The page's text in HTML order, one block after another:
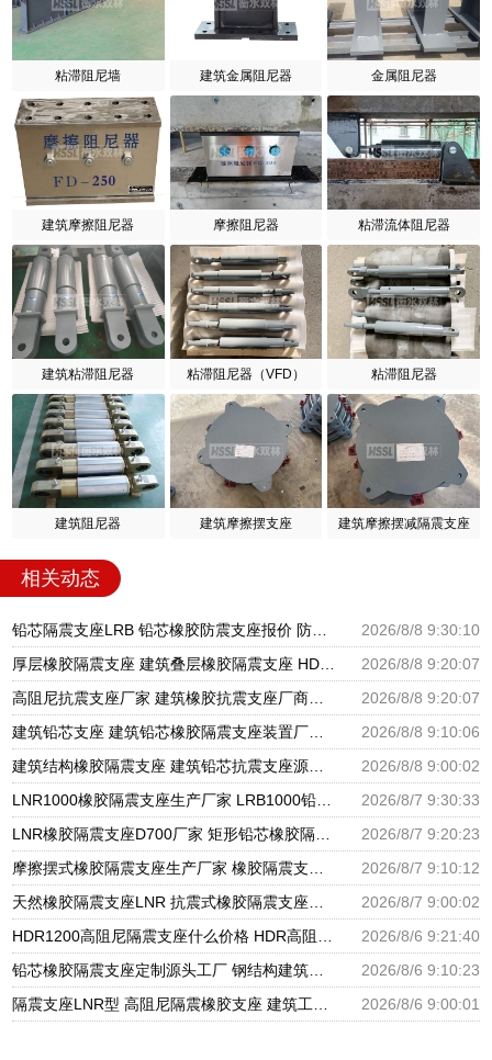
粘滞阻尼墙 建筑金属阻尼器 金属阻尼器
建筑摩擦阻尼器 摩擦阻尼器 粘滞流体阻尼器
建筑粘滞阻尼器 粘滞阻尼器（VFD） 粘滞阻尼器
建筑阻尼器 建筑摩擦摆支座 建筑摩擦摆减隔震支座
相关动态
2026/8/8 9:30:10
2026/8/8 9:20:07
2026/8/8 9:20:07
2026/8/8 9:10:06
2026/8/8 9:00:02
2026/8/7 9:30:33
2026/8/7 9:20:23
2026/8/7 9:10:12
2026/8/7 9:00:02
2026/8/6 9:21:40
2026/8/6 9:10:23
2026/8/6 9:00:01